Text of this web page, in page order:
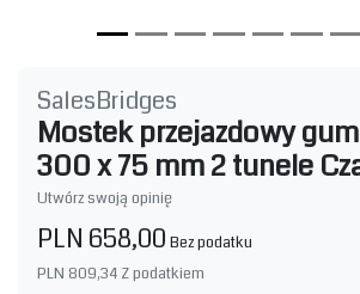
SalesBridges
Mostek przejazdowy
300 x 75 mm 2 tunele
Utwórz swoją opinię
PLN 658,00 Bez podatku
PLN 809,34 Z podatkiem